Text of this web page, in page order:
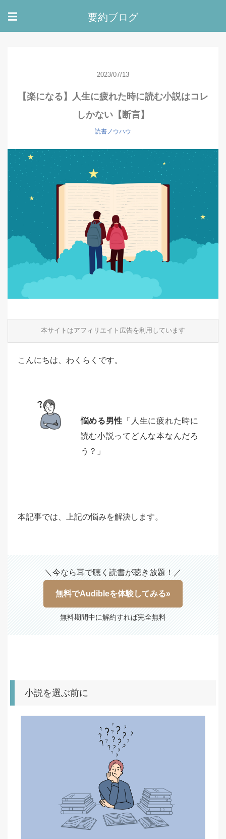
☰ 要約ブログ
2023/07/13
【楽になる】人生に疲れた時に読む小説はコレ
しかない【断言】
読書ノウハウ
本サイトはアフィリエイト広告を利用しています
こんにちは、わくらくです。
悩める男性 「人生に疲れた時に
読む小説ってどんな本なんだろ
う？」
本記事では、上記の悩みを解決します。
＼今なら耳で聴く読書が聴き放題！／
無料でAudibleを体験してみる»
無料期間中に解約すれば完全無料
小説を選ぶ前に